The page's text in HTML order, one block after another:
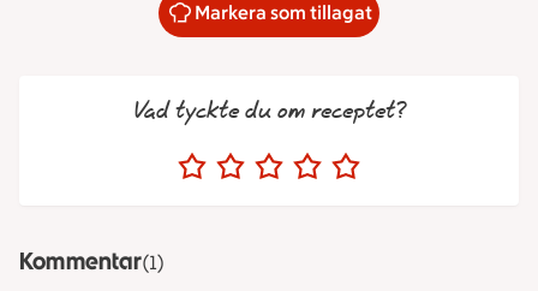
Markera som tillagat
Vad tyckte du om receptet?
Kommentar(1)